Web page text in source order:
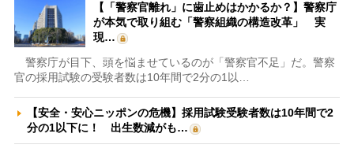
【「警察官離れ」に歯止めはかかるか？】警察庁
が本気で取り組む「警察組織の構造改革」 実
現…
警察庁が目下、頭を悩ませているのが「警察官不足」だ。警察
官の採用試験の受験者数は10年間で2分の1以…
【安全・安心ニッポンの危機】採用試験受験者数は10年間で2
分の1以下に！ 出生数減がも…